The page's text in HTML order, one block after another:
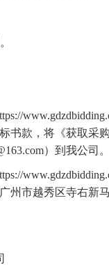
书款， 将《获取采
）到我公司 。
州市越秀区寺右新